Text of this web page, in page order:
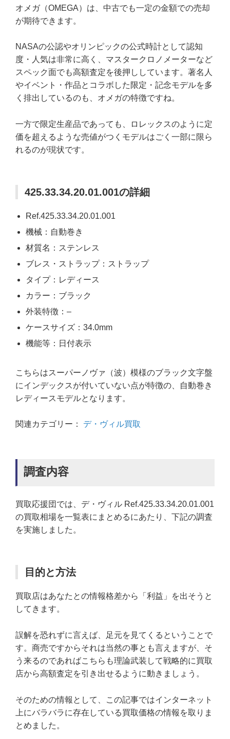
オメガ（OMEGA）は、中古でも一定の金額での売却
が期待できます。
NASAの公認やオリンピックの公式時計として認知
度・人気は非常に高く、マスタークロノメーターなど
スペック面でも高額査定を後押ししています。著名人
やイベント・作品とコラボした限定・記念モデルを多
く排出しているのも、オメガの特徴ですね。
一方で限定生産品であっても、ロレックスのように定
価を超えるような売値がつくモデルはごく一部に限ら
れるのが現状です。
425.33.34.20.01.001の詳細
Ref.425.33.34.20.01.001
機械：自動巻き
材質名：ステンレス
ブレス・ストラップ：ストラップ
タイプ：レディース
カラー：ブラック
外装特徴：–
ケースサイズ：34.0mm
機能等：日付表示
こちらはスーパーノヴァ（波）模様のブラック文字盤
にインデックスが付いていない点が特徴の、自動巻き
レディースモデルとなります。
関連カテゴリー： デ・ヴィル買取
調査内容
買取応援団では、デ・ヴィル Ref.425.33.34.20.01.001
の買取相場を一覧表にまとめるにあたり、下記の調査
を実施しました。
目的と方法
買取店はあなたとの情報格差から「利益」を出そうと
してきます。
誤解を恐れずに言えば、足元を見てくるということで
す。商売ですからそれは当然の事とも言えますが、そ
う来るのであればこちらも理論武装して戦略的に買取
店から高額査定を引き出せるように動きましょう。
そのための情報として、この記事ではインターネット
上にバラバラに存在している買取価格の情報を取りま
とめました。